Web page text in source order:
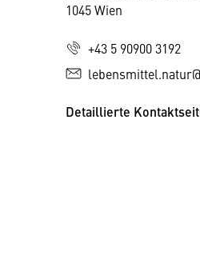
1045 Wien
+43 5 90900 3192
Detaillierte